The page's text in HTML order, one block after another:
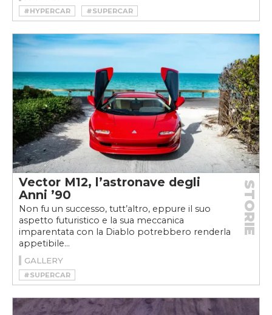
#HYPERCAR #SUPERCAR
Vector M12, l’astronave degli
Anni ’90
Non fu un successo, tutt’altro, eppure il suo
aspetto futuristico e la sua meccanica
imparentata con la Diablo potrebbero renderla
appetibile...
STORIE
GALLERY
#SUPERCAR